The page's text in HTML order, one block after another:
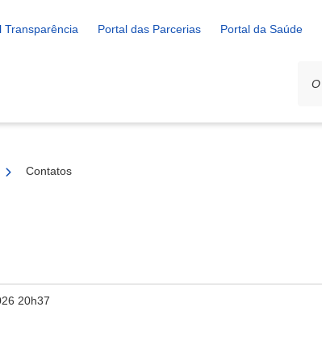
Transparência Portal das Parcerias Portal da Saúde
RuralContatos
20h37